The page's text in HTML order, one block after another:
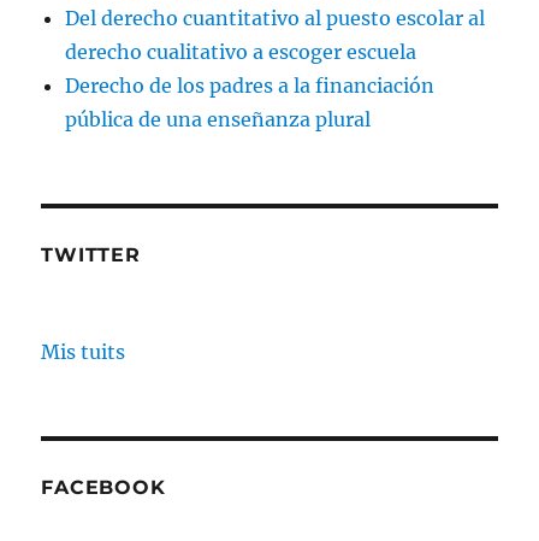
Del derecho cuantitativo al puesto escolar al
derecho cualitativo a escoger escuela
Derecho de los padres a la financiación
pública de una enseñanza plural
TWITTER
Mis tuits
FACEBOOK